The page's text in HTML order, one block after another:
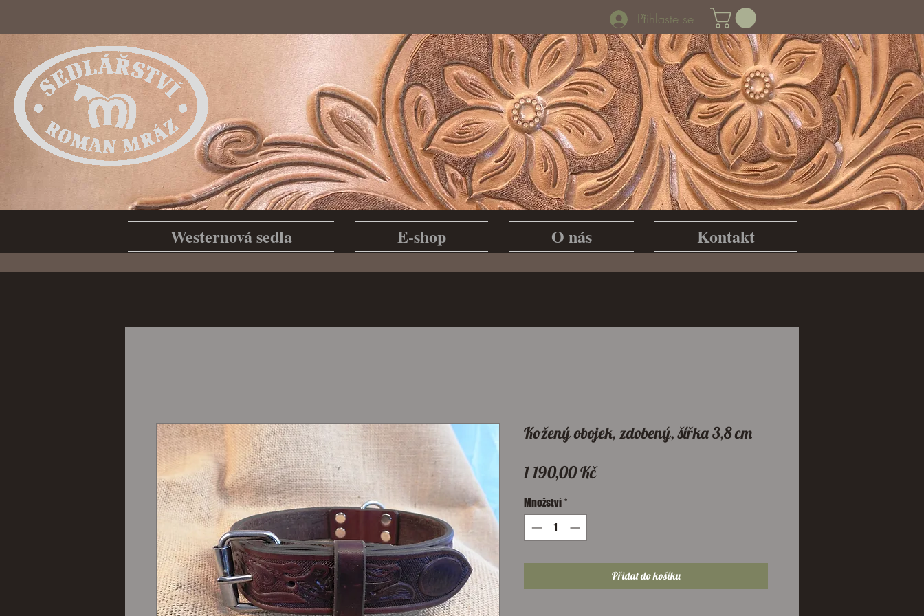
Přihlaste se
Westernová sedla E-shop O nás Kontakt
Kožený obojek, zdobený, šířka 3,8 cm
1 190,00 KčCena
Množství *
Přidat do košíku